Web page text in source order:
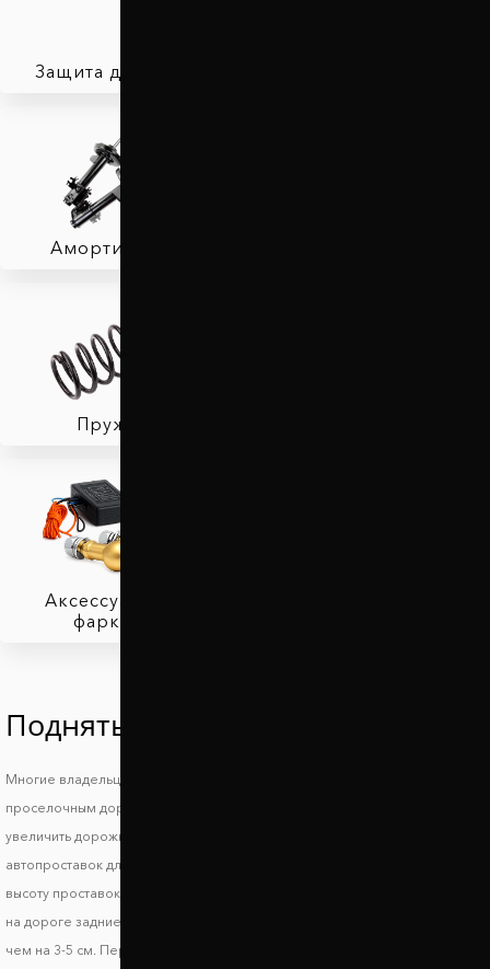
Защита двигателя
Амортизаторы
Пружины
Аксессуары для
фаркопов
Поднять Хонда Лагрейт
Многие владельцы автомобилей Honda Lagreat знают, что такое езда по
проселочным дорогам и загородным трассам и поэтому стараются
увеличить дорожный просвет Хонда Лагрейт. При выборе
автопроставок для увеличения клиренса стоит обратить внимание на
высоту проставок. Для сохранения маневренности и устойчивости авто
на дороге задние проставки должны поднимать автомобиль не более,
чем на 3-5 см. Передние проставки лучше использовать высотой до 2 см.